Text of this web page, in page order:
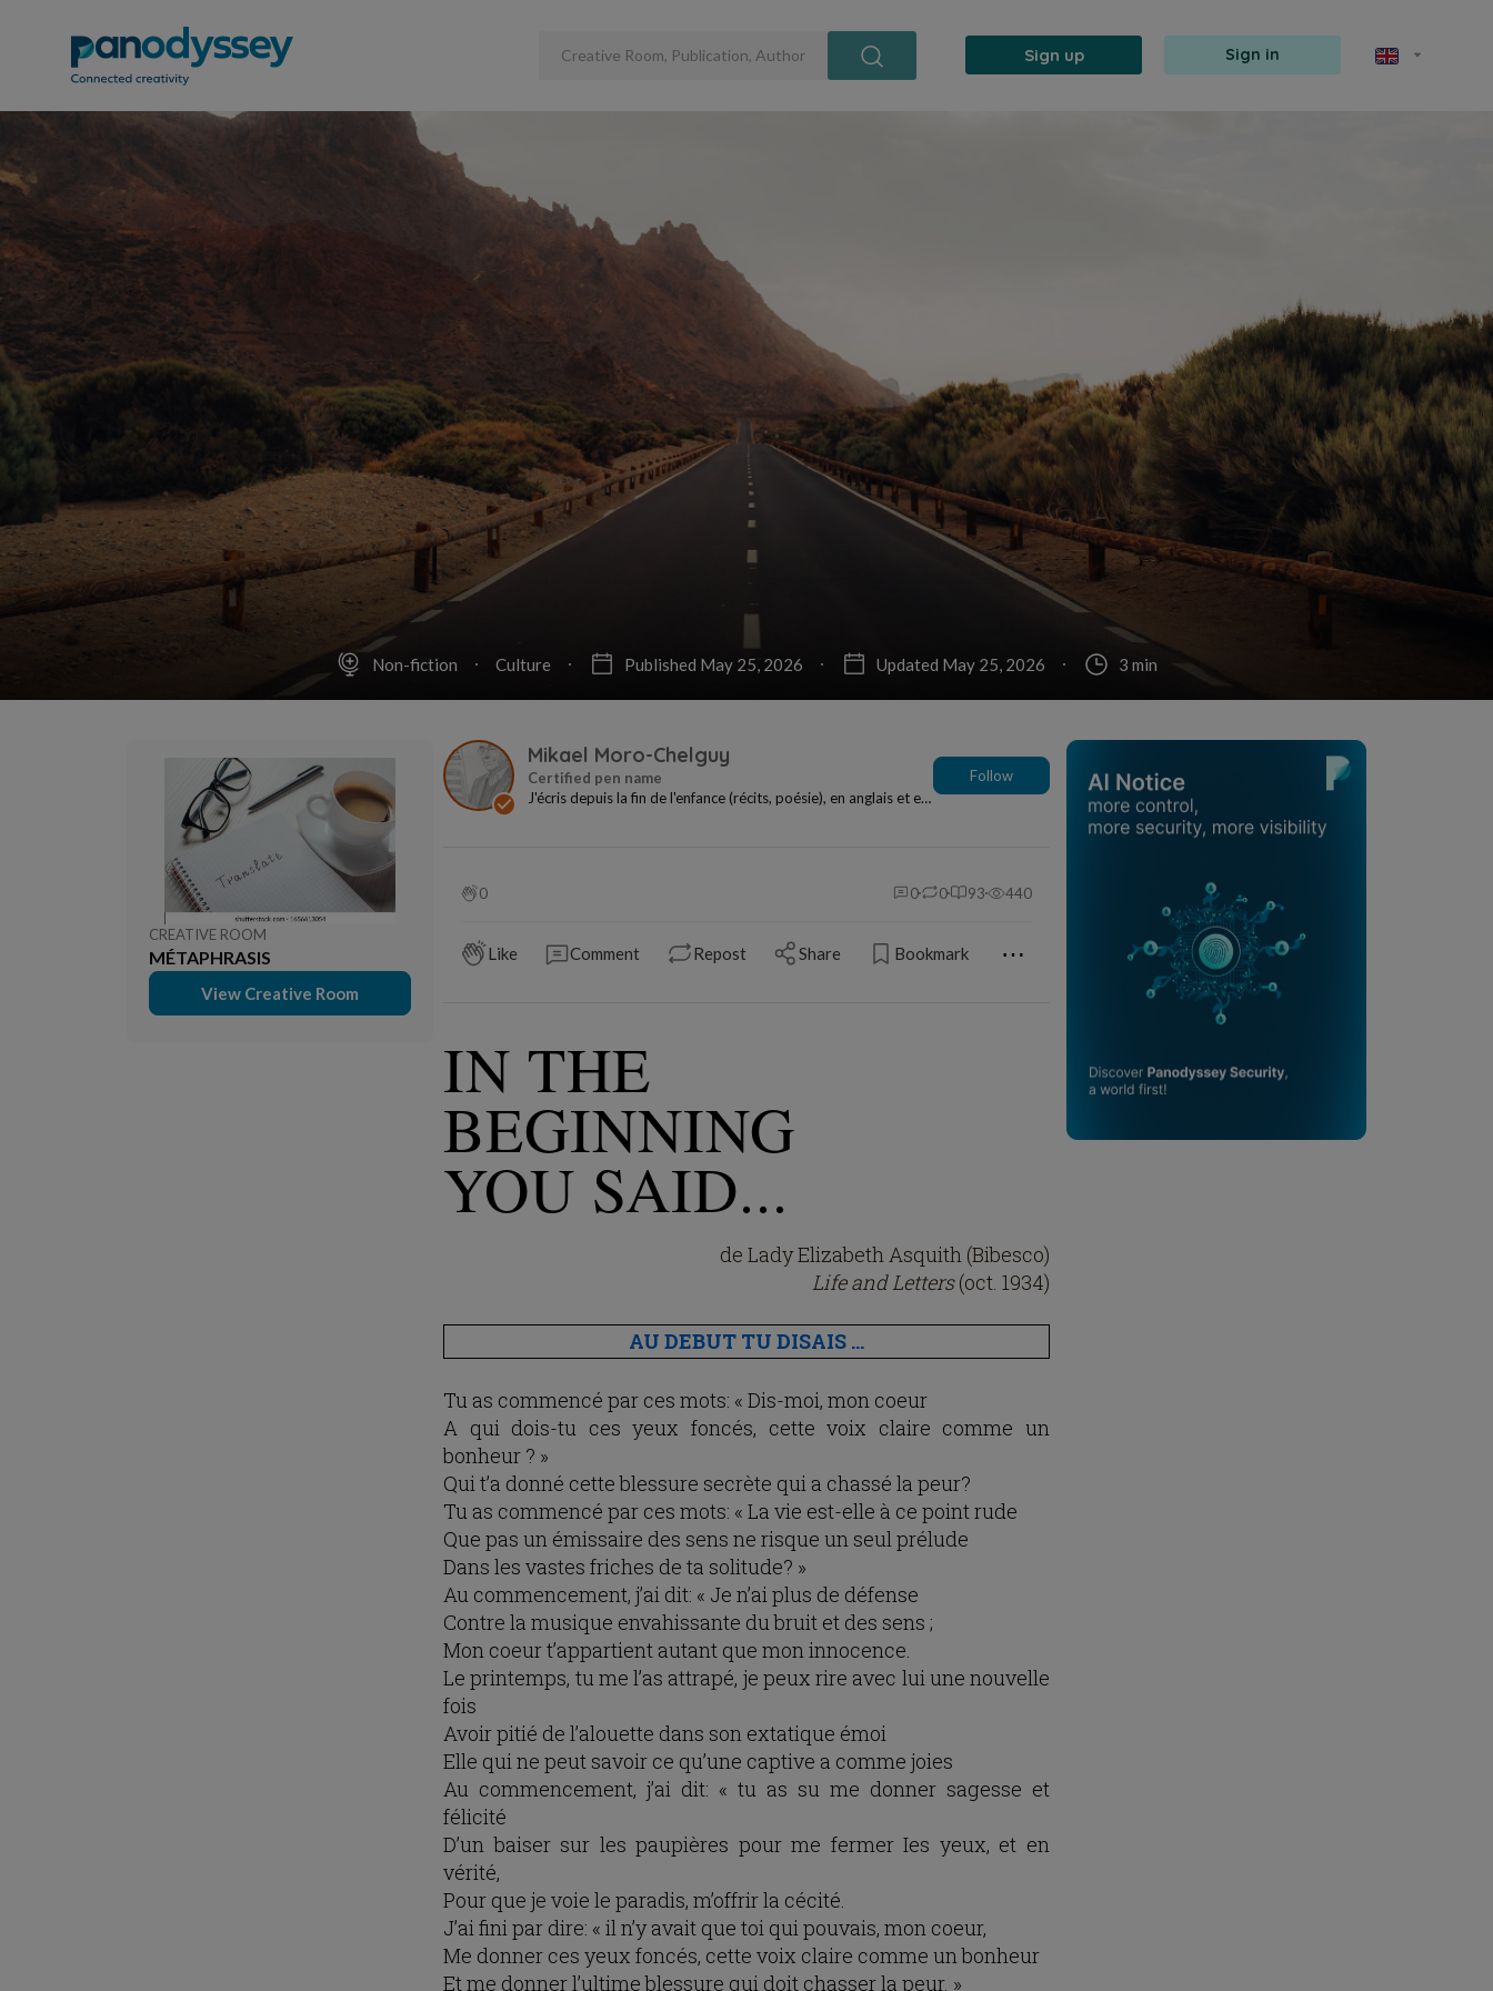
Sign up Sign in
Non-fiction Culture Published May 25, 2026 Updated May 25, 2026 3 min
CREATIVE ROOM
MÉTAPHRASIS
View Creative Room
Mikael Moro-Chelguy
J'écris depuis la fin de l'enfance (récits, poésie), en anglais et en
Follow
0 0 0 93 440
Like Comment Repost Share Bookmark ⋯
IN THE
BEGINNING
YOU SAID...
de Lady Elizabeth Asquith (Bibesco)
Life and Letters(oct. 1934)
AU DEBUT TU DISAIS ...
Tu as commencé par ces mots: « Dis-moi, mon coeur
A qui dois-tu ces yeux foncés, cette voix claire comme un
bonheur ? »
Qui t’a donné cette blessure secrète qui a chassé la peur?
Tu as commencé par ces mots: « La vie est-elle à ce point rude
Que pas un émissaire des sens ne risque un seul prélude
Dans les vastes friches de ta solitude? »
Au commencement, j’ai dit: « Je n’ai plus de défense
Contre la musique envahissante du bruit et des sens ;
Mon coeur t’appartient autant que mon innocence.
Le printemps, tu me l’as attrapé, je peux rire avec lui une nouvelle
fois
Avoir pitié de l’alouette dans son extatique émoi
Elle qui ne peut savoir ce qu’une captive a comme joies
Au commencement, j’ai dit: « tu as su me donner sagesse et
félicité
D’un baiser sur les paupières pour me fermer Ies yeux, et en
vérité,
Pour que je voie le paradis, m’offrir la cécité.
J’ai fini par dire: « il n’y avait que toi qui pouvais, mon coeur,
Me donner ces yeux foncés, cette voix claire comme un bonheur
Et me donner l’ultime blessure qui doit chasser la peur. »